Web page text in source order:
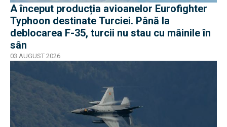
A început producția avioanelor Eurofighter
Typhoon destinate Turciei. Până la
deblocarea F-35, turcii nu stau cu mâinile în
sân
03 AUGUST 2026